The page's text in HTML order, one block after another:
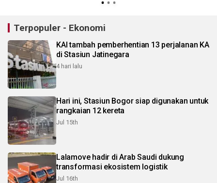
Terpopuler - Ekonomi
KAI tambah pemberhentian 13 perjalanan KA
di Stasiun Jatinegara
4 hari lalu
Hari ini, Stasiun Bogor siap digunakan untuk
rangkaian 12 kereta
Jul 15th
Lalamove hadir di Arab Saudi dukung
transformasi ekosistem logistik
Jul 16th